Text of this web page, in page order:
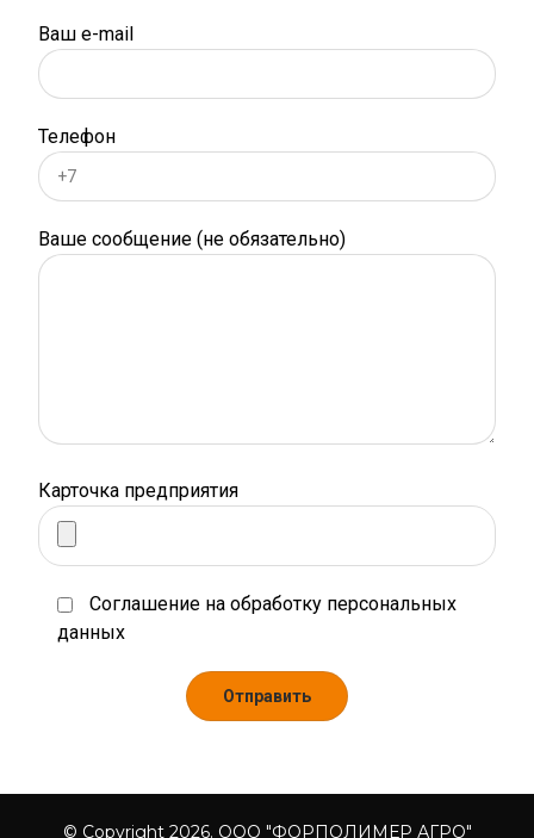
Ваш e-mail
Телефон
Ваше сообщение (не обязательно)
Карточка предприятия
Соглашение на обработку персональных
данных
Отправить
© Copyright 2026. ООО "ФОРПОЛИМЕР АГРО"